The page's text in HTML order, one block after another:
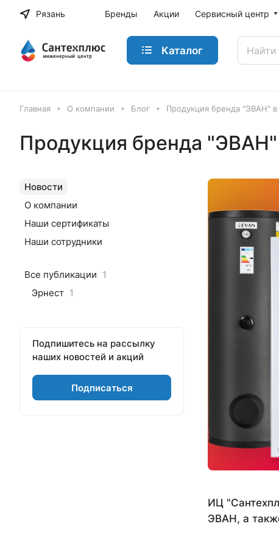
Рязань Бренды Акции Сервисный центр
Каталог
Главная О компании Блог Продукция бренда "ЭВАН"
Продукция бренда
ИЦ
ЭВАН, а
Новости
О компании
Наши сертификаты
Наши сотрудники
Все публикации 1
Эрнест 1
Подпишитесь на рассылку
наших новостей и акций
Подписаться